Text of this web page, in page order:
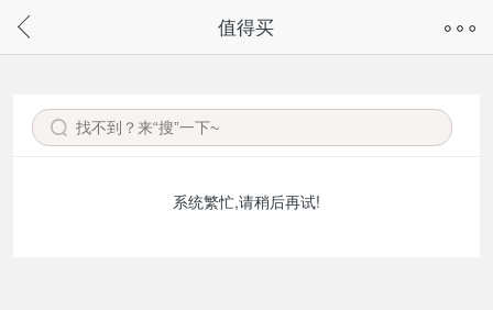
请通过微信或支付宝搜“奇兔客小程序”访问
值得买
系统繁忙,请稍后再试!